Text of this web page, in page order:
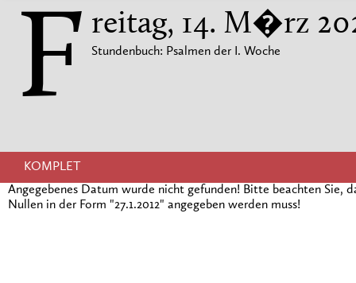
F reitag, 14. M�rz
Stundenbuch: Psalmen der I. Woche
KOMPLET
Angegebenes Datum wurde nicht gefunden! Bitte beachten Sie,
Nullen in der Form "27.1.2012" angegeben werden muss!